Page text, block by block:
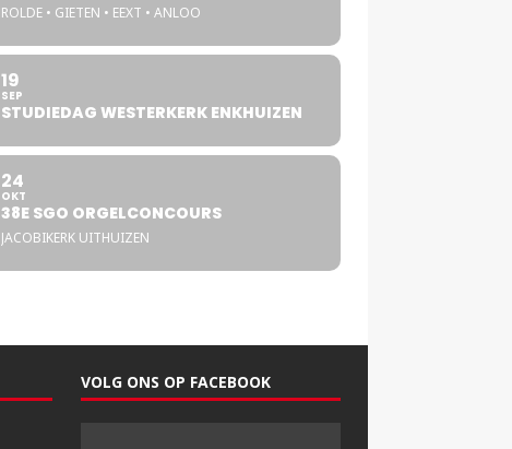
ROLDE • GIETEN • EEXT • ANLOO
19
SEP
STUDIEDAG WESTERKERK ENKHUIZEN
24
OKT
38E SGO ORGELCONCOURS
JACOBIKERK UITHUIZEN
VOLG ONS OP FACEBOOK